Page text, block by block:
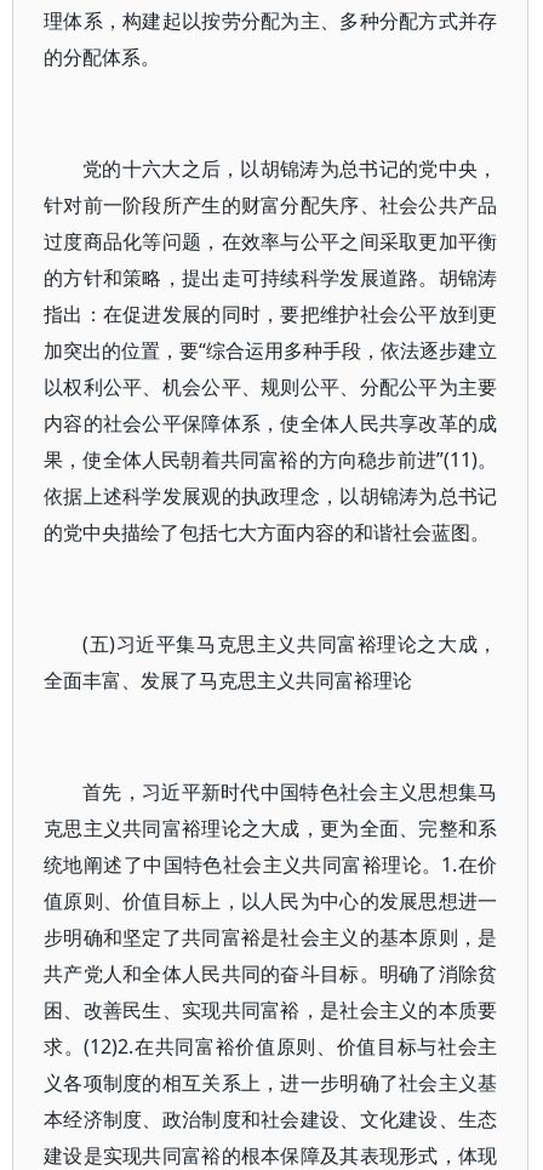
理体系，构建起以按劳分配为主、多种分配方式并存
的分配体系。
党的十六大之后，以胡锦涛为总书记的党中央，
针对前一阶段所产生的财富分配失序、社会公共产品
过度商品化等问题，在效率与公平之间采取更加平衡
的方针和策略，提出走可持续科学发展道路。胡锦涛
指出：在促进发展的同时，要把维护社会公平放到更
加突出的位置，要“综合运用多种手段，依法逐步建立
以权利公平、机会公平、规则公平、分配公平为主要
内容的社会公平保障体系，使全体人民共享改革的成
果，使全体人民朝着共同富裕的方向稳步前进”(11)。
依据上述科学发展观的执政理念，以胡锦涛为总书记
的党中央描绘了包括七大方面内容的和谐社会蓝图。
(五)习近平集马克思主义共同富裕理论之大成，
全面丰富、发展了马克思主义共同富裕理论
首先，习近平新时代中国特色社会主义思想集马
克思主义共同富裕理论之大成，更为全面、完整和系
统地阐述了中国特色社会主义共同富裕理论。1.在价
值原则、价值目标上，以人民为中心的发展思想进一
步明确和坚定了共同富裕是社会主义的基本原则，是
共产党人和全体人民共同的奋斗目标。明确了消除贫
困、改善民生、实现共同富裕，是社会主义的本质要
求。(12)2.在共同富裕价值原则、价值目标与社会主
义各项制度的相互关系上，进一步明确了社会主义基
本经济制度、政治制度和社会建设、文化建设、生态
建设是实现共同富裕的根本保障及其表现形式，体现